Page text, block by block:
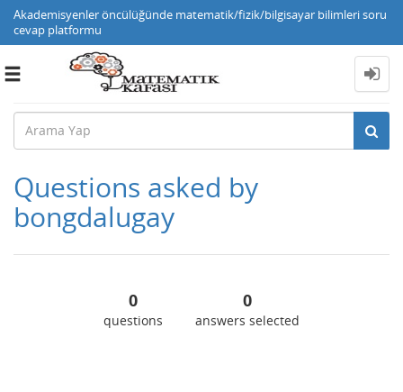
Akademisyenler öncülüğünde matematik/fizik/bilgisayar bilimleri soru
cevap platformu
Toggle
Questions asked by
bongdalugay
0
questions
0
answers selected